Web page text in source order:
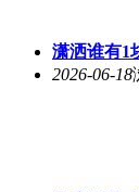
潇洒谁有1
2026-06-18